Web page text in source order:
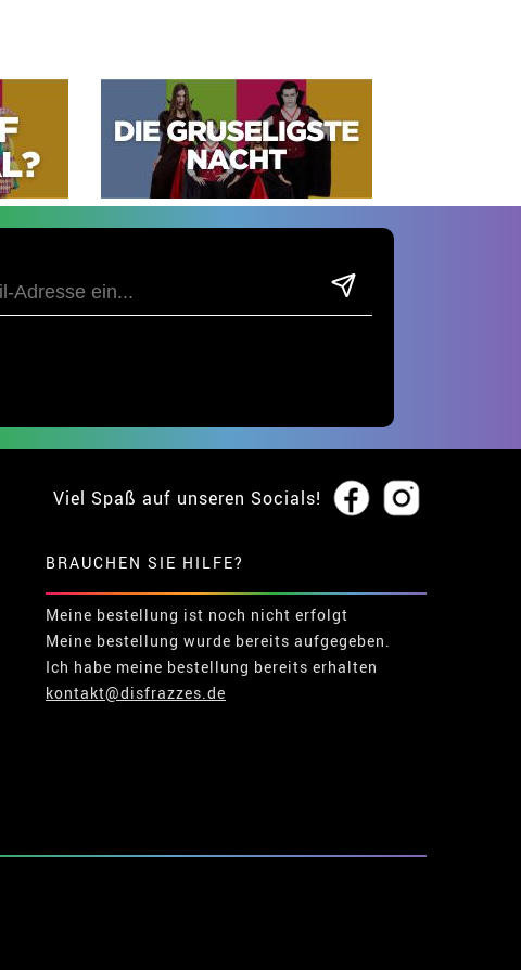
Viel Spaß auf unseren Socials!
BRAUCHEN SIE HILFE?
Meine bestellung ist noch nicht erfolgt
Meine bestellung wurde bereits aufgegeben.
Ich habe meine bestellung bereits erhalten
kontakt@disfrazzes.de